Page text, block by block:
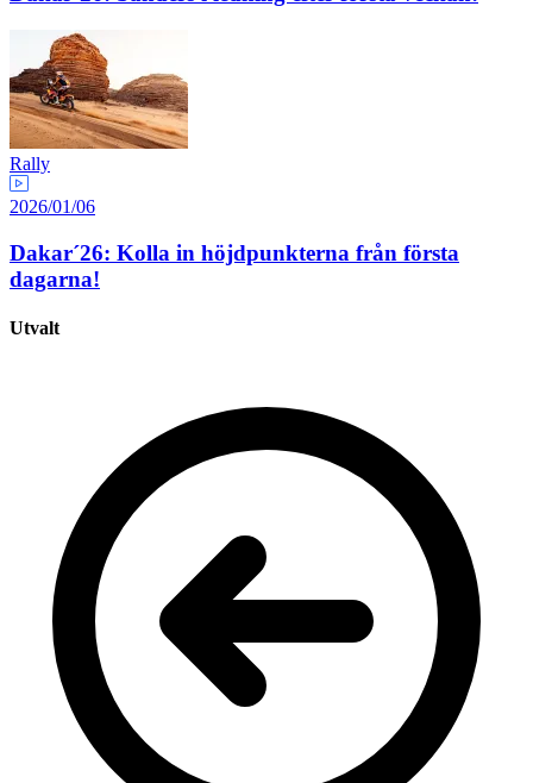
Rally
2026/01/06
Dakar´26: Kolla in höjdpunkterna från första
dagarna!
Utvalt